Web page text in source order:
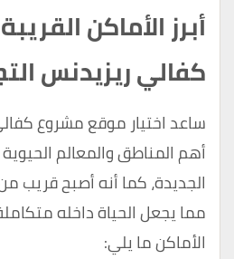
أبرز الأماكن
كفالي ريزيدنس
ساعد اختيار موقع مشروع
أهم المناطق والمعالم
الجديدة، كما أنه أصبح قريب
مما يجعل الحياة داخله
الأماكن ما يلي: